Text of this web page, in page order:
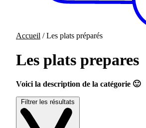
Accueil / Les plats préparés
Les plats prepares
Voici la description de la catégorie 🙂
Filtrer les résultats